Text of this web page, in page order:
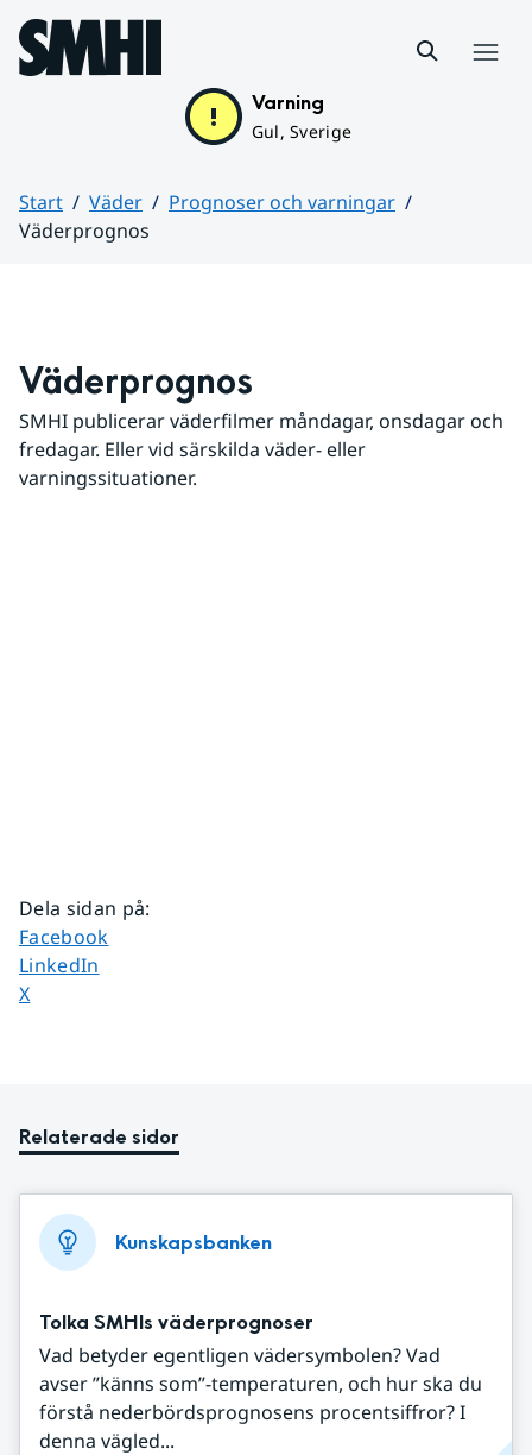
Hoppa till sidans innehåll
Varning
Gul, Sverige
Start Väder
Prognoser och varningar
Väderprognos
Väderprognos
SMHI publicerar väderfilmer måndagar, onsdagar och
fredagar. Eller vid särskilda väder- eller
varningssituationer.
Dela sidan på:
Dela sidan på
Facebook
Dela sidan på
LinkedIn
Dela sidan på
X
Relaterade sidor
Kunskapsbanken
Tolka SMHIs väderprognoser
Vad betyder egentligen vädersymbolen? Vad
avser ”känns som”-temperaturen, och hur ska du
förstå nederbördsprognosens procentsiffror? I
denna vägled...